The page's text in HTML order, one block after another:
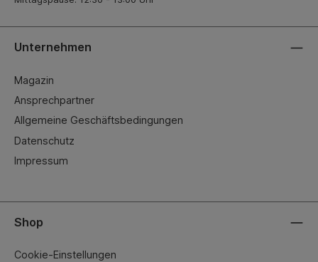
Unternehmen
Magazin
Ansprechpartner
Allgemeine Geschäftsbedingungen
Datenschutz
Impressum
Shop
Cookie-Einstellungen